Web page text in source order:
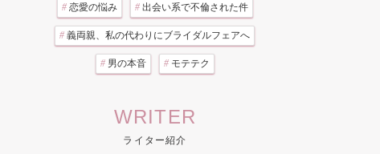
# 恋愛の悩み # 出会い系で不倫された件
# 義両親、私の代わりにブライダルフェアへ
# 男の本音 # モテテク
WRITER
ライター紹介